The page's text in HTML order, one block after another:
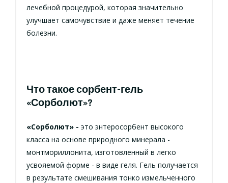
лечебной процедурой, которая значительно
улучшает самочувствие и даже меняет течение
болезни.
Что такое сорбент-гель
«Сорболют»?
«Сорболют» - это энтеросорбент высокого
класса на основе природного минерала -
монтмориллонита, изготовленный в легко
усвояемой форме - в виде геля. Гель получается
в результате смешивания тонко измельченного